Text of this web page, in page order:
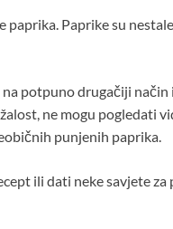
Paprike su
potpuno drugačiji
ne mogu pogledati
punjenih paprika.
ili dati neke savjete za